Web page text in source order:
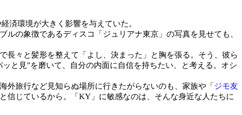
済環境が大きく影響を与えていた。
の象徴であるディスコ「ジュリアナ東京」の写真を見せても、
々と髪形を整えて「よし、決まった」と胸を張る。そう、彼ら
と見”を磨いて、自分の内面に自信を持ちたい、と考える。オシ
旅行など見知らぬ場所に行きたがらないのも、家族や「 ジモ友
信じているから。「KY」に敏感なのは、そんな身近な人たちに